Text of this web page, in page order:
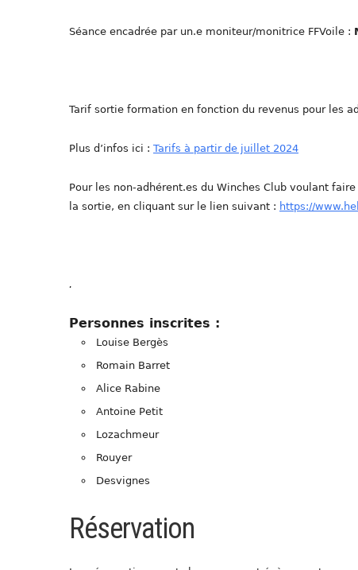
Séance encadrée par un.e moniteur/monitrice FFVoile :
Tarif sortie formation en fonction du revenus pour les
Plus d’infos ici : Tarifs à partir de juillet 2024
Pour les non-adhérent.es du Winches Club voulant faire
la sortie, en cliquant sur le lien suivant : https://
.
Personnes inscrites :
Louise Bergès
Romain Barret
Alice Rabine
Antoine Petit
Lozachmeur
Rouyer
Desvignes
Réservation